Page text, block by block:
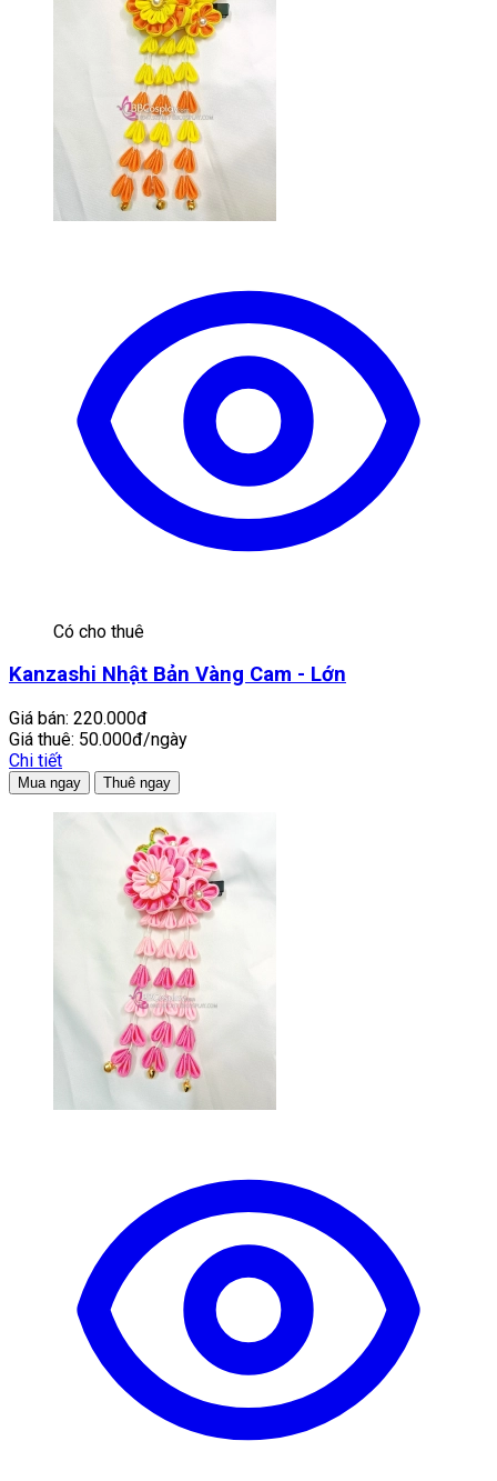
Có cho thuê
Kanzashi Nhật Bản Vàng Cam - Lớn
Giá bán: 220.000đ
Giá thuê: 50.000đ/ngày
Chi tiết
Mua ngay Thuê ngay